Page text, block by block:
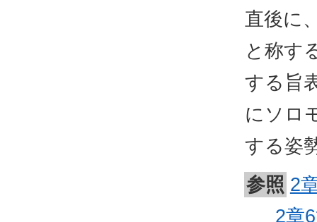
直後に
と称す
する旨
にソロ
する姿
参照 2
2章